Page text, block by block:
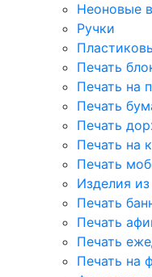
Неоновые
Ручки
Печать
Печать на
Печать
Печать
Печать на
Печать
Изделия
Печать
Печать
Печать
Печать на